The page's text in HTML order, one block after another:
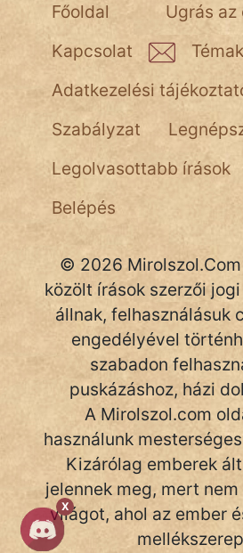
X
TÖRTÉNELEM
Népszerű szerzőink:
cinege
fantom
Hunor
Jób Gedeon
Láron Ádám
mikkamakka
vörös ördög
nagyöreg
NapHold
Név nélkül
pszichopati
szegény legény
Ugrás
Főoldal
Kapcsolat
Adatkezelési
Szabályzat
Legolvasottabb írások
Belépés
© 2026
közölt írások szerzői
állnak, felhasználásuk
engedélyével
szabadon
puskázáshoz, házi
A Mirolszol.com
használunk
Kizárólag emberek
jelennek meg, mert
világot, ahol az ember